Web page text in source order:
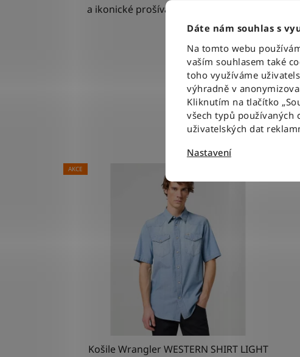
Dáte nám souhlas s
Na tomto webu
vaším souhlasem také
toho využíváme
výhradně v
Kliknutím na tlačítko
všech typů používaných
uživatelských dat
Nastavení
a ikonické prošívání ve tvaru „W“ na zadních
AKCE
Košile Wrangler WESTERN SHIRT LIGHT